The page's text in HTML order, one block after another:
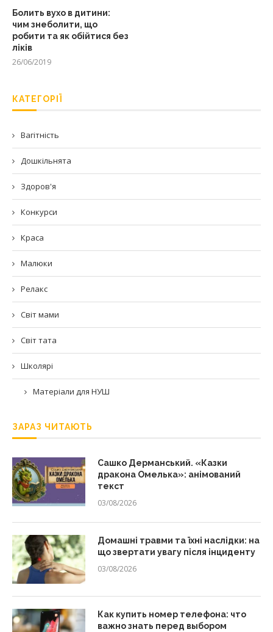
Болить вухо в дитини:
чим знеболити, що
робити та як обійтися без
ліків
26/06/2019
КАТЕГОРІЇ
Вагітність
Дошкільнята
Здоров'я
Конкурси
Краса
Малюки
Релакс
Світ мами
Світ тата
Школярі
Матеріали для НУШ
ЗАРАЗ ЧИТАЮТЬ
Сашко Дерманський. «Казки
дракона Омелька»: анімований
текст
03/08/2026
Домашні травми та їхні наслідки: на
що звертати увагу після інциденту
03/08/2026
Как купить номер телефона: что
важно знать перед выбором